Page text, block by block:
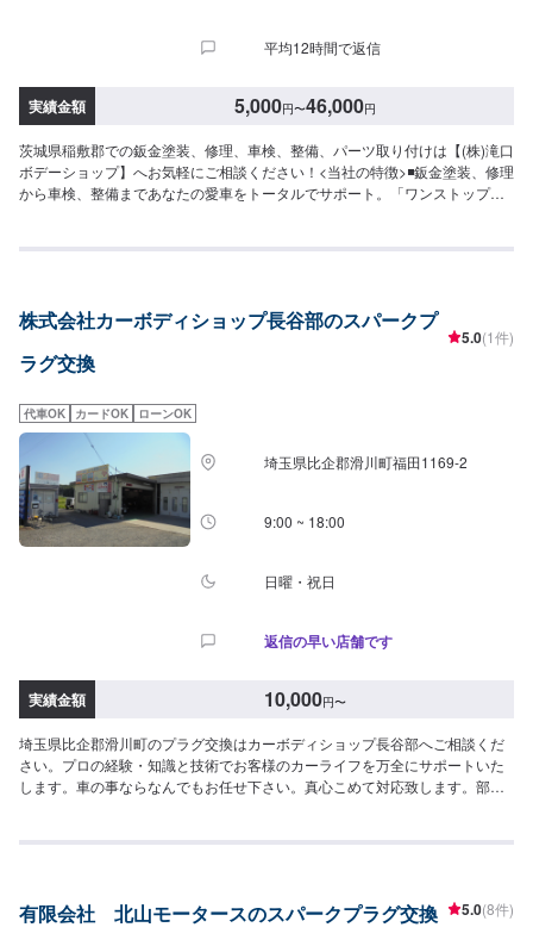
平均12時間で返信
実績金額 5,000円〜46,000円
茨城県稲敷郡での鈑金塗装、修理、車検、整備、パーツ取り付けは【(株)滝口
ボデーショップ】へお気軽にご相談ください！<当社の特徴>◾鈑金塗装、修理
から車検、整備まであなたの愛車をトータルでサポート。「ワンストップ」
んでもお問い合わせください。◾プロの熟練の技が納得の仕上がりをお約束。
質への絶対の自信。とにかく安心してお任せください。<ご希望と条件に応じ
たパーソナルメニューを提案！>「技術的なクオリティの提供はもちろん、お
客様目線での最善のメニューと車輌価値をできる限り下げない処理をいかに
のニーズや条件に確実に応えることにこだわります。【1】オファーにてお問
い合わせ【2】お見積り【3】お見積りにご納得いただければ作業開始【4】
仕上がり次第納車-----納期について-----納期は通常1日～2日程度で納車となり
ます。(要相談)納期は前後する場合がございます。予めご了承ください。-----
ご来店時の注意、受付方法-----入庫の際はお気をつけてお越しください。駐車
スペースは事務所前の空いているスペースに駐車してください。受付はスタ
ッフへ「メンテモで予約しました」とお伝えください。ご案内いたします。
株式会社カーボディショップ長谷部のスパークプ
ラグ交換
5.0(1件)
代車OK カードOK ローンOK
埼玉県比企郡滑川町福田1169-2
9:00 ~ 18:00
日曜・祝日
返信の早い店舗です
実績金額 10,000円〜
埼玉県比企郡滑川町のプラグ交換はカーボディショップ長谷部へご相談くだ
さい。プロの経験・知識と技術でお客様のカーライフを万全にサポートいた
します。車の事ならなんでもお任せ下さい。真心こめて対応致します。部品
ラーと変わらない！品質に自信あり国家資格を持つ、整備士がお客様の愛車
型車の整備・修理にも対応いたします。■不透明な請求は一切なし！明瞭会計
有限会社 北山モータースのスパークプラグ交換 5.0(8件)